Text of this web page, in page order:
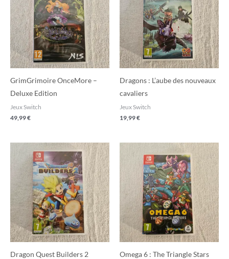
GrimGrimoire OnceMore –
Deluxe Edition
Jeux Switch
49,99€
Dragons : L’aube des nouveaux
cavaliers
Jeux Switch
19,99€
Dragon Quest Builders 2 Omega 6 : The Triangle Stars